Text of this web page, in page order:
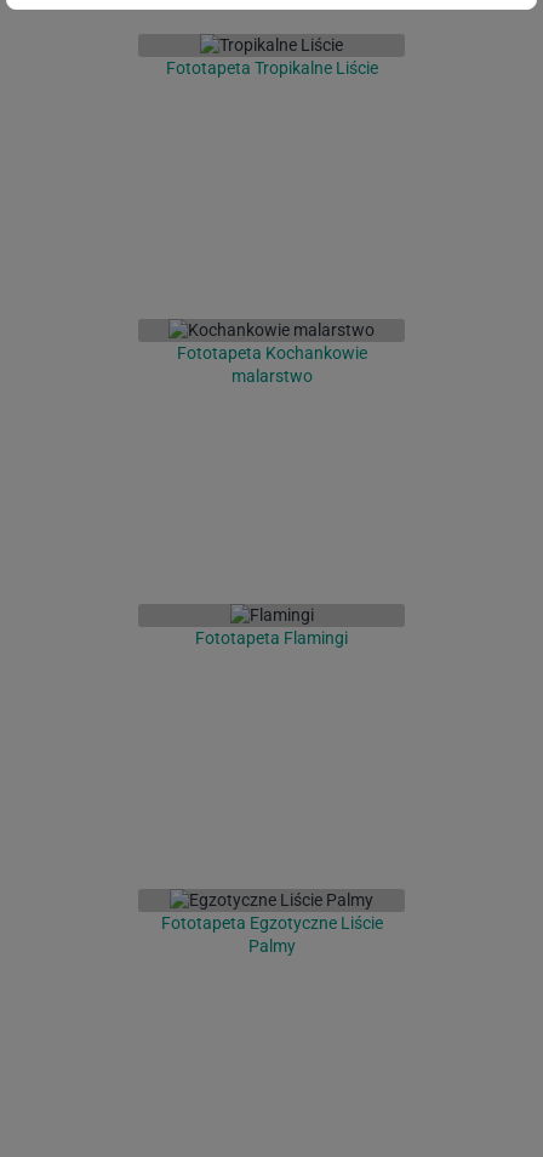
Fototapeta Tropikalne Liście
Fototapeta Kochankowie
malarstwo
Fototapeta Flamingi
Fototapeta Egzotyczne Liście
Palmy